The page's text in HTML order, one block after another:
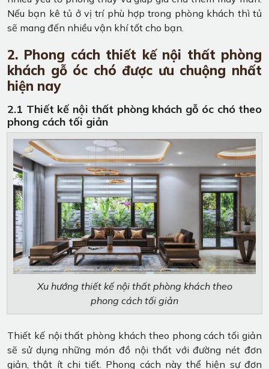
Nếu bạn kê tủ ở vị trí phù hợp trong phòng khách thì tủ
sẽ mang đến nhiều vận khí tốt cho bạn.
2. Phong cách thiết kế nội thất phòng
khách gỗ óc chó được ưu chuộng nhất
hiện nay
2.1 Thiết kế nội thất phòng khách gỗ óc chó theo
phong cách tối giản
Xu hướng thiết kế nội thất phòng khách theo
phong cách tối giản
Thiết kế nội thất phòng khách theo phong cách tối giản
sẽ sử dụng những món đồ nội thất với đường nét đơn
giản, thật ít chi tiết. Phong cách này thể hiện sự đơn